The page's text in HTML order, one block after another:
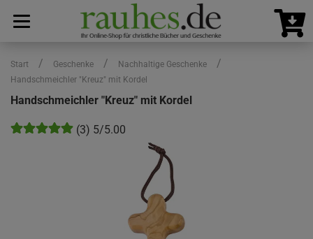
Start / Geschenke / Nachhaltige Geschenke /
Handschmeichler "Kreuz" mit Kordel
Handschmeichler "Kreuz" mit Kordel
(3) 5/5.00